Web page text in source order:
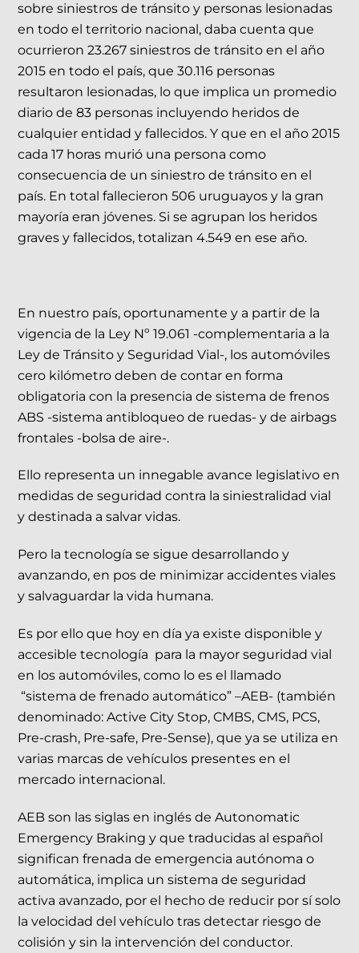
sobre siniestros de tránsito y personas lesionadas
en todo el territorio nacional, daba cuenta que
ocurrieron 23.267 siniestros de tránsito en el año
2015 en todo el país, que 30.116 personas
resultaron lesionadas, lo que implica un promedio
diario de 83 personas incluyendo heridos de
cualquier entidad y fallecidos. Y que en el año 2015
cada 17 horas murió una persona como
consecuencia de un siniestro de tránsito en el
país. En total fallecieron 506 uruguayos y la gran
mayoría eran jóvenes. Si se agrupan los heridos
graves y fallecidos, totalizan 4.549 en ese año.
En nuestro país, oportunamente y a partir de la
vigencia de la Ley Nº 19.061 -complementaria a la
Ley de Tránsito y Seguridad Vial-, los automóviles
cero kilómetro deben de contar en forma
obligatoria con la presencia de sistema de frenos
ABS -sistema antibloqueo de ruedas- y de airbags
frontales -bolsa de aire-.
Ello representa un innegable avance legislativo en
medidas de seguridad contra la siniestralidad vial
y destinada a salvar vidas.
Pero la tecnología se sigue desarrollando y
avanzando, en pos de minimizar accidentes viales
y salvaguardar la vida humana.
Es por ello que hoy en día ya existe disponible y
accesible tecnología para la mayor seguridad vial
en los automóviles, como lo es el llamado
“sistema de frenado automático” –AEB- (también
denominado: Active City Stop, CMBS, CMS, PCS,
Pre-crash, Pre-safe, Pre-Sense), que ya se utiliza en
varias marcas de vehículos presentes en el
mercado internacional.
AEB son las siglas en inglés de Autonomatic
Emergency Braking y que traducidas al español
significan frenada de emergencia autónoma o
automática, implica un sistema de seguridad
activa avanzado, por el hecho de reducir por sí solo
la velocidad del vehículo tras detectar riesgo de
colisión y sin la intervención del conductor.